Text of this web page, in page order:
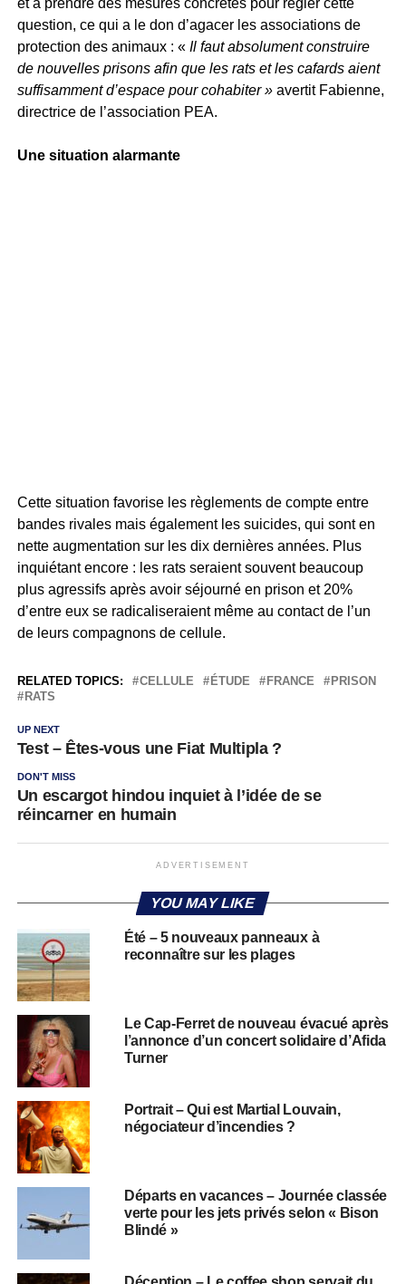
question, ce qui a le don d’agacer les associations de
protection des animaux : «Il faut absolument construire
de nouvelles prisons afin que les rats et les cafards aient
suffisamment d’espace pour cohabiter »avertit Fabienne,
directrice de l’association PEA.
Une situation alarmante
Cette situation favorise les règlements de compte entre
bandes rivales mais également les suicides, qui sont en
nette augmentation sur les dix dernières années. Plus
inquiétant encore : les rats seraient souvent beaucoup
plus agressifs après avoir séjourné en prison et 20%
d’entre eux se radicaliseraient même au contact de l’un
de leurs compagnons de cellule.
RELATED TOPICS: CELLULE ÉTUDE FRANCE
PRISON
RATS
UP NEXT
Test – Êtes-vous une Fiat Multipla ?
DON'T MISS
Un escargot hindou inquiet à l’idée de se
réincarner en humain
ADVERTISEMENT
YOU MAY LIKE
Été – 5 nouveaux panneaux à
reconnaître sur les plages
Le Cap-Ferret de nouveau évacué après
l’annonce d’un concert solidaire d’Afida
Turner
Portrait – Qui est Martial Louvain,
négociateur d’incendies ?
Départs en vacances – Journée classée
verte pour les jets privés selon « Bison
Blindé »